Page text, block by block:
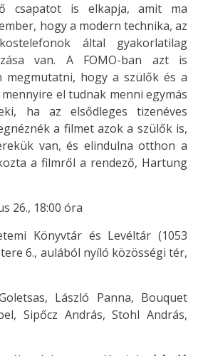
csapatot is elkapja, amit ma
hogy a modern technika, az
által gyakorlatilag
van. A FOMO-ban azt is
hogy a szülők és a
el tudnak menni egymás
ha az elsődleges tizenéves
a filmet azok a szülők is,
van, és elindulna otthon a
a filmről a rendező, Hartung
26., 18:00 óra
Könyvtár és Levéltár (1053
6., aulából nyíló közösségi tér,
László Panna, Bouquet
Sipőcz András, Stohl András,